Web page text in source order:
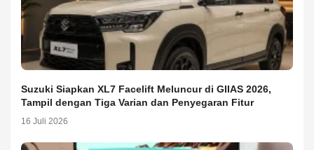
Suzuki Siapkan XL7 Facelift Meluncur di GIIAS 2026,
Tampil dengan Tiga Varian dan Penyegaran Fitur
16 Juli 2026